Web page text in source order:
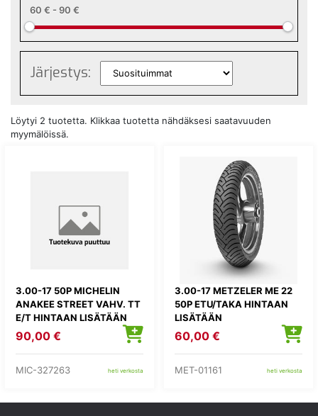
60 € - 90 €
Järjestys:
Löytyi 2 tuotetta. Klikkaa tuotetta nähdäksesi saatavuuden
myymälöissä.
3.00-17 50P MICHELIN
ANAKEE STREET VAHV. TT
E/T HINTAAN LISÄTÄÄN
KIERRÄTYSMAKSU 1,82E
90,00 €
MIC-327263 heti verkosta
3.00-17 METZELER ME 22
50P ETU/TAKA HINTAAN
LISÄTÄÄN
KIERRÄTYSMAKSU 1,82E
60,00 €
MET-01161 heti verkosta